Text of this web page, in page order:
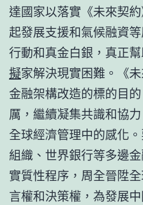
達國家以落實《未來契
起發展支援和氣候融資
行動和真金白銀，真正
擬家解決現實困難。《
金融架構改造的標的目
厲，繼續凝集共識和協
全球經濟管理中的感化
組織、世界銀行等多邊
實質性程序，周全晉陞
言權和決策權，為發展